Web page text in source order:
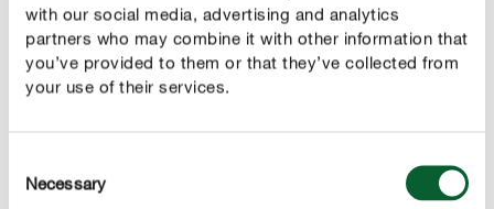
with our social media, advertising and analytics
partners who may combine it with other information that
you’ve provided to them or that they’ve collected from
your use of their services.
Selection
Necessary
vue aux regards indiscrets.